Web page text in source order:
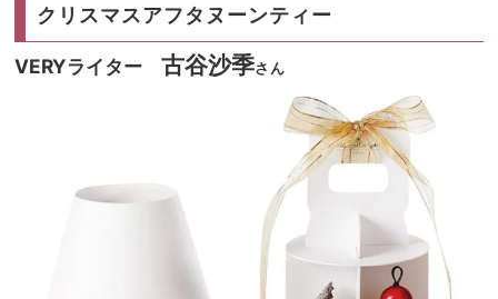
クリスマスアフタヌーンティー
VERYライター 古谷沙季さん